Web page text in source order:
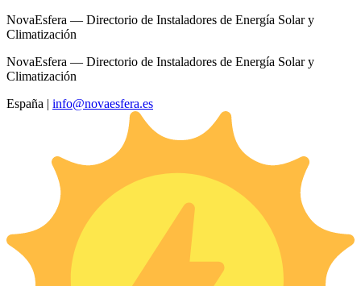
NovaEsfera — Directorio de Instaladores de Energía Solar y
Climatización
NovaEsfera — Directorio de Instaladores de Energía Solar y
Climatización
España | info@novaesfera.es